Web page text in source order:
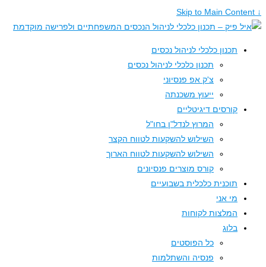
תכנון כלכלי לניהול נכסים
תכנון כלכלי לניהול נכסים
צ'ק אפ פנסיוני
ייעוץ משכנתה
קורסים דיגיטליים
המרוץ לנדל"ן בחו"ל
השילוש להשקעות לטווח הקצר
השילוש להשקעות לטווח הארוך
קורס מוצרים פנסיונים
תוכנית כלכלית בשבועיים
מי אני
המלצות לקוחות
בלוג
כל הפוסטים
פנסיה והשתלמות